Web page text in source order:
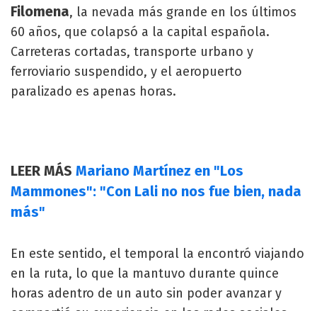
Filomena, la nevada más grande en los últimos
60 años, que colapsó a la capital española.
Carreteras cortadas, transporte urbano y
ferroviario suspendido, y el aeropuerto
paralizado es apenas horas.
LEER MÁS Mariano Martínez en "Los
Mammones": "Con Lali no nos fue bien, nada
más"
En este sentido, el temporal la encontró viajando
en la ruta, lo que la mantuvo durante quince
horas adentro de un auto sin poder avanzar y